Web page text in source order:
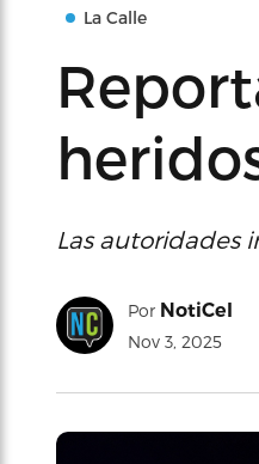
La Calle
Las autoridades
Por NotiCel
Nov 3, 2025